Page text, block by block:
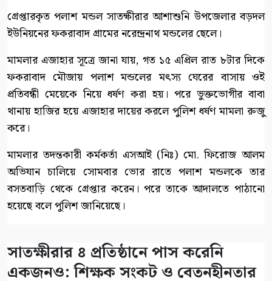
গ্রেপ্তারকৃত পলাশ মন্ডল সাতক্ষীরার আশাশুনি উপজেলার বড়দল
ইউনিয়নের ফকরাবাদ গ্রামের নরেন্দ্রনাথ মন্ডলের ছেলে।
মামলার এজাহার সূত্রে জানা যায়, গত ১৫ এপ্রিল রাত ৮টার দিকে
ফকরাবাদ মৌজায় পলাশ মন্ডলের মৎস্য ঘেরের বাসায় ওই
প্রতিবন্ধী মেয়েকে নিয়ে ধর্ষণ করা হয়। পরে ভুক্তভোগীর বাবা
থানায় হাজির হয়ে এজাহার দায়ের করলে পুলিশ ধর্ষণ মামলা রুজু
করে।
মামলার তদন্তকারী কর্মকর্তা এসআই (নিঃ) মো. ফিরোজ আলম
অভিযান চালিয়ে সোমবার ভোর রাতে পলাশ মন্ডলকে তার
বসতবাড়ি থেকে গ্রেপ্তার করেন। পরে তাকে আদালতে পাঠানো
হয়েছে বলে পুলিশ জানিয়েছে।
সাতক্ষীরার ৪ প্রতিষ্ঠানে পাস করেনি
একজনও: শিক্ষক সংকট ও বেতনহীনতার